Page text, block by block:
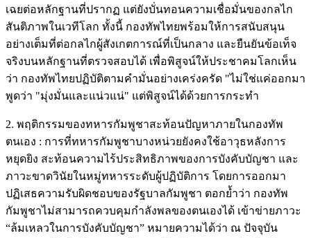
เฉยต่อหลักฐานที่ปรากฏ แต่ยังบั่นทอนความเชื่อมั่นของกลไก
สันติภาพในเวทีโลก ทั้งนี้ กองทัพไทยพร้อมให้การสนับสนุน
อย่างเต็มที่ต่อกลไกผู้สังเกตการณ์ที่เป็นกลาง และยืนยันข้อเท็จ
จริงบนหลักฐานที่ตรวจสอบได้ เพื่อพิสูจน์ให้ประชาคมโลกเห็น
ว่า กองทัพไทยปฏิบัติตามคำมั่นอย่างเคร่งครัด "ไม่ใช่แค่ออกมา
พูดว่า "มุ่งมั่นและแน่วแน่" แต่พิสูจน์ได้ด้วยการกระทำ
2. พฤติกรรมของทหารกัมพูชาสะท้อนปัญหาภายในกองทัพ
ตนเอง : การที่ทหารกัมพูชาบางหน่วยยังคงใช้อาวุธหลังการ
หยุดยิง สะท้อนความไร้ประสิทธิภาพของการบังคับบัญชา และ
ภาวะขาดวินัยในหมู่ทหารระดับผู้ปฏิบัติการ โดยการออกมา
ปฏิเสธความรับผิดชอบของรัฐบาลกัมพูชา ตอกย้ำว่า กองทัพ
กัมพูชาไม่สามารถควบคุมกำลังพลของตนเองได้ เข้าข่ายภาวะ
“ล้มเหลวในการบังคับบัญชา” หมายความได้ว่า ณ ปัจจุบัน